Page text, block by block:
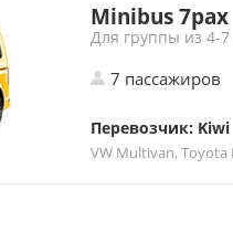
Minibus 7pax
Для группы из 4-
7 пассажиров
Перевозчик: Kiwi
VW Multivan, Toyota